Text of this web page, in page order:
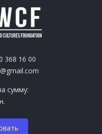
368 16 00
сумму: